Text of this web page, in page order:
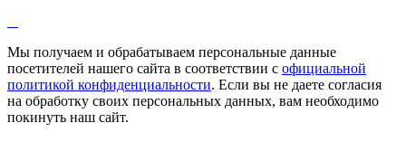
Мыльнянка
Мята
Овсяный корень
Огуречная трава
Пустырник
Мы получаем и обрабатываем персональные данные
посетителей нашего сайта в соответствии с официальной
политикой конфиденциальности. Если вы не даете согласия
на обработку своих персональных данных, вам необходимо
покинуть наш сайт.